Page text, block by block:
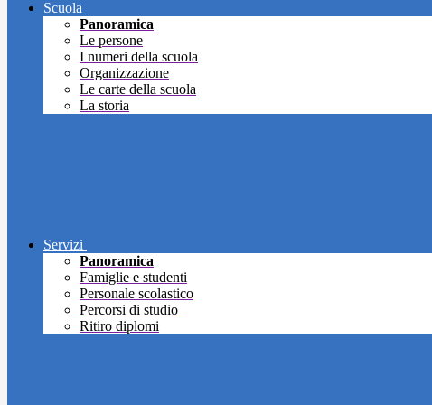
Scuola
Panoramica
Le persone
I numeri della scuola
Organizzazione
Le carte della scuola
La storia
Servizi
Panoramica
Famiglie e studenti
Personale scolastico
Percorsi di studio
Ritiro diplomi